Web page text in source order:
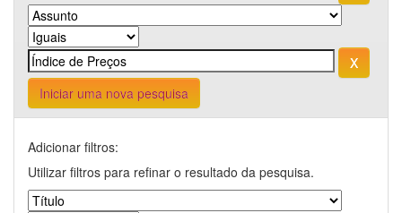
Iniciar uma nova pesquisa
Adicionar filtros:
Utilizar filtros para refinar o resultado da pesquisa.